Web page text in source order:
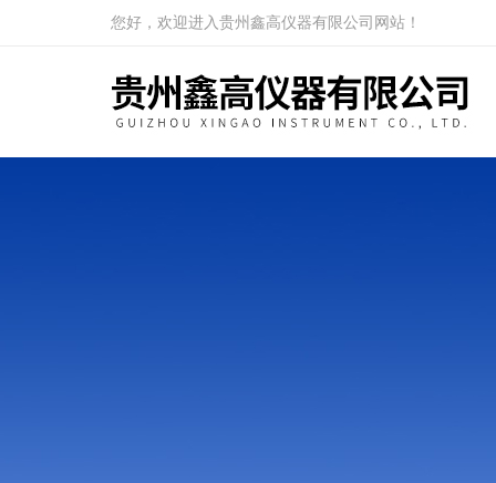
您好，欢迎进入贵州鑫高仪器有限公司网站！